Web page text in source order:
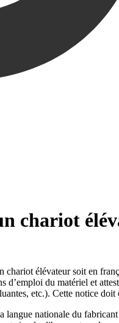
chariot
élévateur soit en
du matériel et
etc.). Cette notice
nationale du